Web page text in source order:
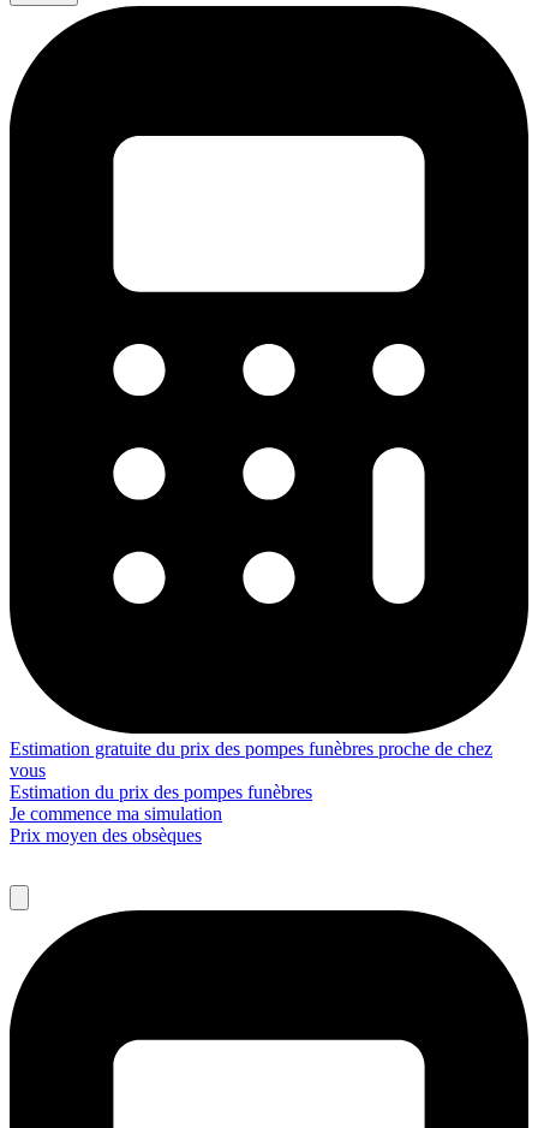
Estimation gratuite du prix des pompes funèbres proche de chez
vous
Estimation du prix des pompes funèbres
Je commence ma simulation
Prix moyen des obsèques